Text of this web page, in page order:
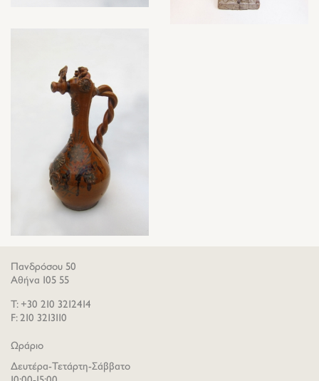
Πανδρόσου 50
Αθήνα 105 55
T: +30 210 3212414
F: 210 3213110
Ωράριο
Δευτέρα-Τετάρτη-Σάββατο